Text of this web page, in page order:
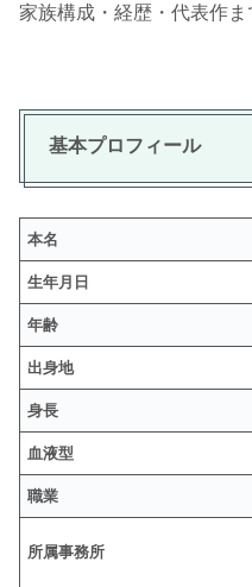
家族構成・経歴・代表作ま
基本プロフィール
本名
生年月日
年齢
出身地
身長
血液型
職業
所属事務所